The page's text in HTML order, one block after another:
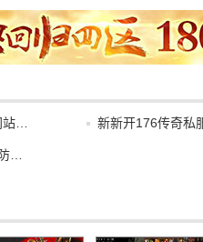
… 新新开176传奇私
…